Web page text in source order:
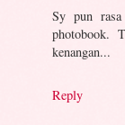
Sy pun
photobook.
kenangan...
Reply